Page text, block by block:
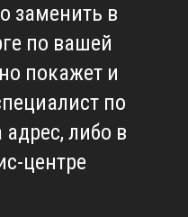
заменить в
по вашей
покажет и
по
либо в
центре